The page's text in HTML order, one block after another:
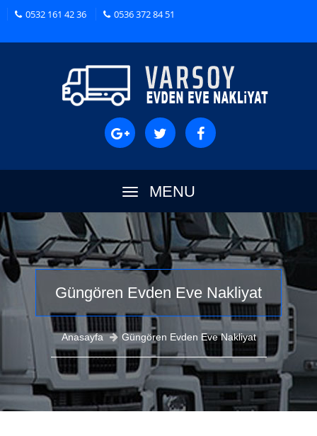
0532 161 42 36 0536 372 84 51
MENU
Güngören Evden Eve Nakliyat
Anasayfa Güngören Evden Eve Nakliyat